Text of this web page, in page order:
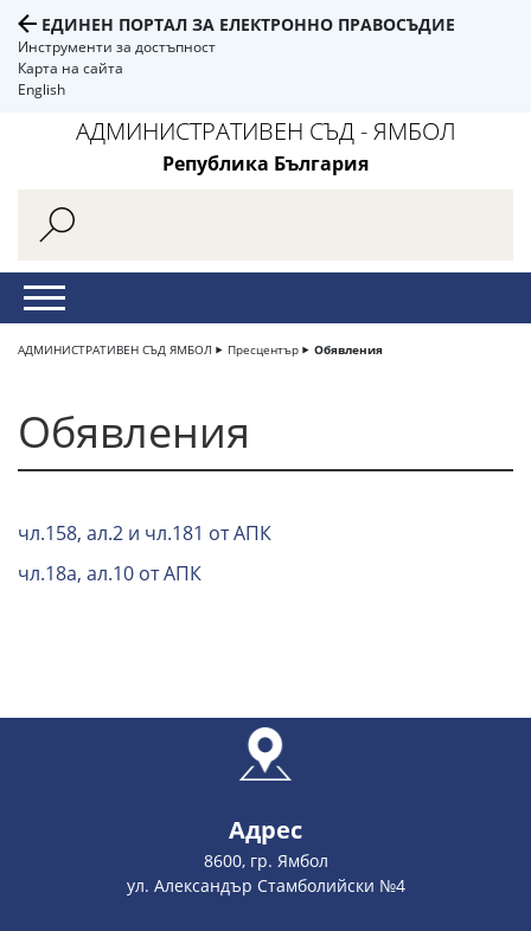
ЕДИНЕН ПОРТАЛ ЗА ЕЛЕКТРОННО ПРАВОСЪДИЕ
Инструменти за достъпност
Карта на сайта
English
АДМИНИСТРАТИВЕН СЪД - ЯМБОЛ
Република България
АДМИНИСТРАТИВЕН СЪД ЯМБОЛ Пресцентър Обявления
Обявления
чл.158, ал.2 и чл.181 от АПК
чл.18а, ал.10 от АПК
Адрес
8600, гр. Ямбол
ул. Александър Стамболийски №4